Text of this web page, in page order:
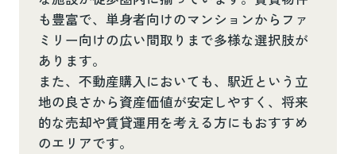
も豊富で、単身者向けのマンションからファ
ミリー向けの広い間取りまで多様な選択肢が
あります。
また、不動産購入においても、駅近という立
地の良さから資産価値が安定しやすく、将来
的な売却や賃貸運用を考える方にもおすすめ
のエリアです。